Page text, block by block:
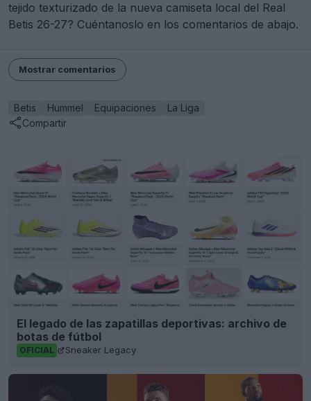
tejido texturizado de la nueva camiseta local del Real
Betis 26-27? Cuéntanoslo en los comentarios de abajo.
Mostrar comentarios
Betis Hummel Equipaciones
La Liga
Compartir
El legado de las zapatillas deportivas: archivo de
botas de fútbol
OFICIAL Sneaker Legacy